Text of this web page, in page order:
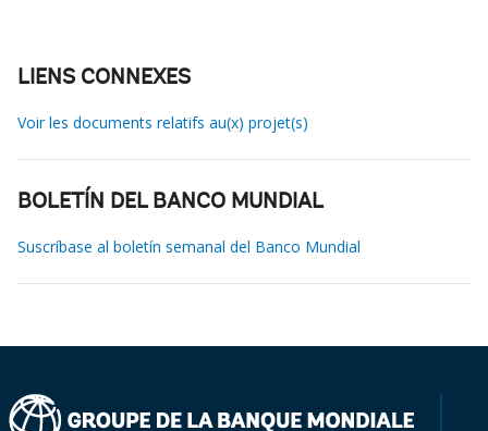
LIENS CONNEXES
Voir les documents relatifs au(x) projet(s)
BOLETÍN DEL BANCO MUNDIAL
Suscríbase al boletín semanal del Banco Mundial